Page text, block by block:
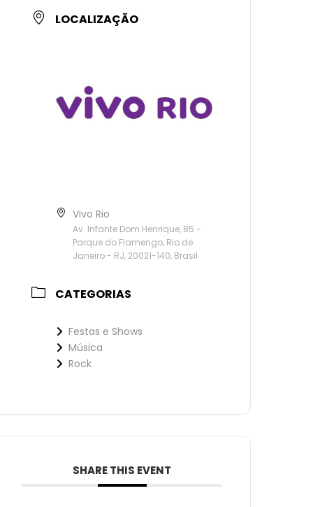
LOCALIZAÇÃO
Vivo Rio
Av. Infante Dom Henrique, 85 -
Parque do Flamengo, Rio de
Janeiro - RJ, 20021-140, Brasil
CATEGORIAS
Festas e Shows
Música
Rock
SHARE THIS EVENT